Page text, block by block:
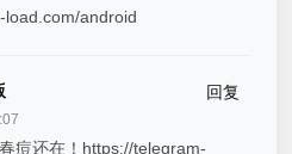
load.com/android
回复
痘还在！https://telegram-